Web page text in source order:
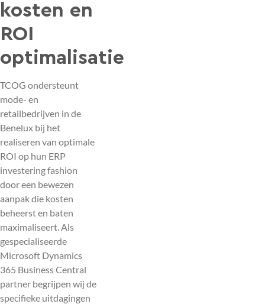
kosten en
ROI
optimalisatie
TCOG ondersteunt
mode- en
retailbedrijven in de
Benelux bij het
realiseren van optimale
ROI op hun ERP
investering fashion
door een bewezen
aanpak die kosten
beheerst en baten
maximaliseert. Als
gespecialiseerde
Microsoft Dynamics
365 Business Central
partner begrijpen wij de
specifieke uitdagingen